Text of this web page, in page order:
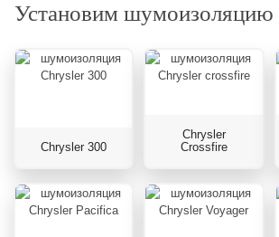
Установим шумоизоляцию
Chrysler 300
Chrysler
Crossfire